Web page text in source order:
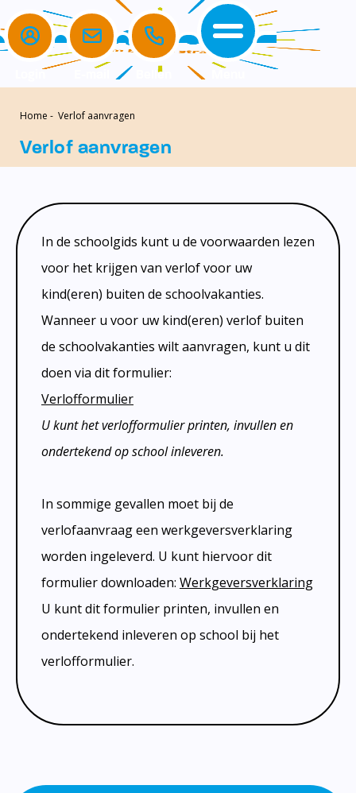
home
de school
de school
het team
missie en kernwaarden
schoolgids
beleid
schooltijden
kalender
vakanties / lesvrije dagen
sporttoernooien
de opvang
de opvang
komkids
openingstijden
voor ouders
voor ouders
Verlof aanvragen
aanmelden nieuwe leerling
ouderbetrokkenheid
ouderbijdrage
medezeggenschapsraad (MR)
klachtenregeling
Contact
Login Bellen
Home - Verlof aanvragen
Verlof aanvragen
In de schoolgids kunt u de voorwaarden lezen
voor het krijgen van verlof voor uw
kind(eren) buiten de schoolvakanties.
Wanneer u voor uw kind(eren) verlof buiten
de schoolvakanties wilt aanvragen, kunt u dit
doen via dit formulier:
Verlofformulier
U kunt het verlofformulier printen, invullen en
ondertekend op school inleveren.
In sommige gevallen moet bij de
verlofaanvraag een werkgeversverklaring
worden ingeleverd. U kunt hiervoor dit
formulier downloaden: Werkgeversverklaring
U kunt dit formulier printen, invullen en
ondertekend inleveren op school bij het
verlofformulier.